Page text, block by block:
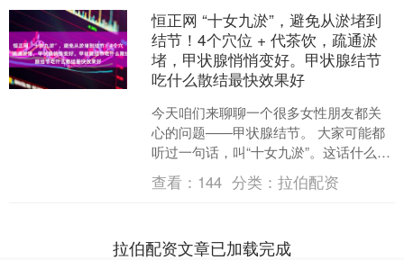
恒正网 “十女九淤”，避免从淤堵到
结节！4个穴位 + 代茶饮，疏通淤
堵，甲状腺悄悄变好。甲状腺结节
吃什么散结最快效果好
今天咱们来聊聊一个很多女性朋友都关
心的问题——甲状腺结节。 大家可能都
听过一句话，叫“十女九淤”。这话什么意
思呢？不是说女性朋友身体不好，而是
说咱们女性的生理特....
查看： 144 分类：拉伯配资
拉伯配资文章已加载完成